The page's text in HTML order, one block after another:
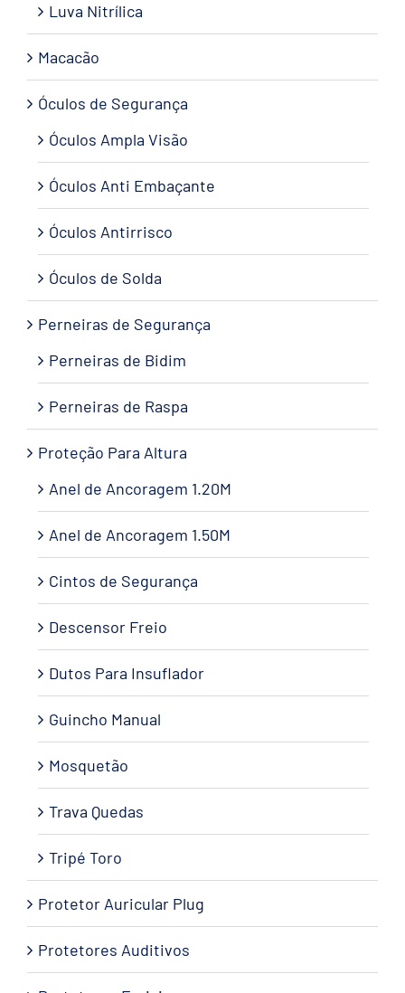
Luva Nitrílica
Macacão
Óculos de Segurança
Óculos Ampla Visão
Óculos Anti Embaçante
Óculos Antirrisco
Óculos de Solda
Perneiras de Segurança
Perneiras de Bidim
Perneiras de Raspa
Proteção Para Altura
Anel de Ancoragem 1.20M
Anel de Ancoragem 1.50M
Cintos de Segurança
Descensor Freio
Dutos Para Insuflador
Guincho Manual
Mosquetão
Trava Quedas
Tripé Toro
Protetor Auricular Plug
Protetores Auditivos